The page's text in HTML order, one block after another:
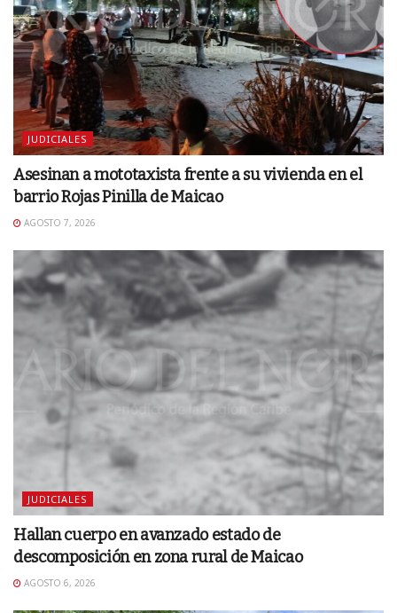
JUDICIALES
Asesinan a mototaxista frente a su vivienda en el
barrio Rojas Pinilla de Maicao
AGOSTO 7, 2026
JUDICIALES
Hallan cuerpo en avanzado estado de
descomposición en zona rural de Maicao
AGOSTO 6, 2026